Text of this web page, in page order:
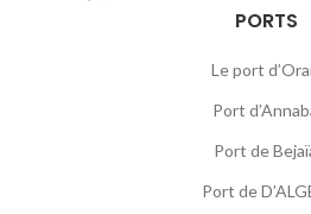
PORTS
Le port
Port
Port de
Port de